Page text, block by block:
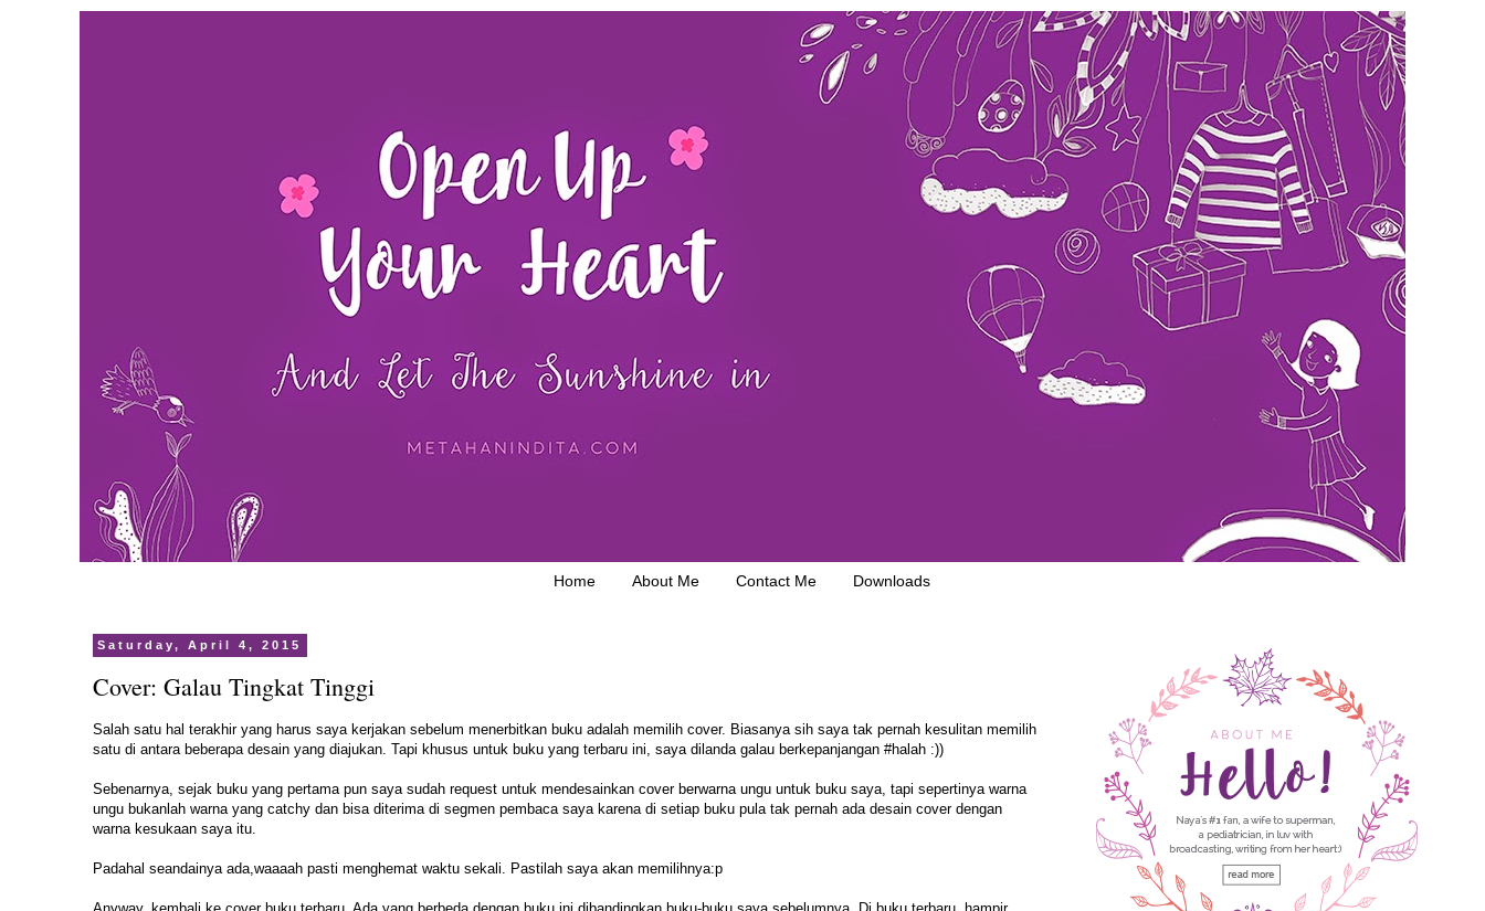
Home About Me Contact Me Downloads
Saturday, April 4, 2015
Cover: Galau Tingkat Tinggi
Salah satu hal terakhir yang harus saya kerjakan sebelum menerbitkan buku adalah memilih cover. Biasanya sih saya tak pernah kesulitan memilih
satu di antara beberapa desain yang diajukan. Tapi khusus untuk buku yang terbaru ini, saya dilanda galau berkepanjangan #halah :))
Sebenarnya, sejak buku yang pertama pun saya sudah request untuk mendesainkan cover berwarna ungu untuk buku saya, tapi sepertinya warna
ungu bukanlah warna yang catchy dan bisa diterima di segmen pembaca saya karena di setiap buku pula tak pernah ada desain cover dengan
warna kesukaan saya itu.
Padahal seandainya ada,waaaah pasti menghemat waktu sekali. Pastilah saya akan memilihnya:p